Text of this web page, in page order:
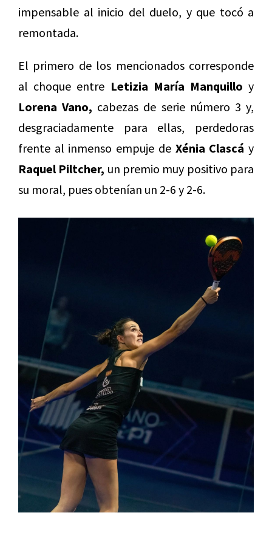
impensable al inicio del duelo, y que tocó a
remontada.
El primero de los mencionados corresponde
al choque entre Letizia María Manquillo y
Lorena Vano, cabezas de serie número 3 y,
desgraciadamente para ellas, perdedoras
frente al inmenso empuje de Xénia Clascá y
Raquel Piltcher, un premio muy positivo para
su moral, pues obtenían un 2-6 y 2-6.